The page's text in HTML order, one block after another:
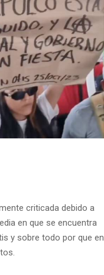
criticada debido a
en que se encuentra
y sobre todo por que en